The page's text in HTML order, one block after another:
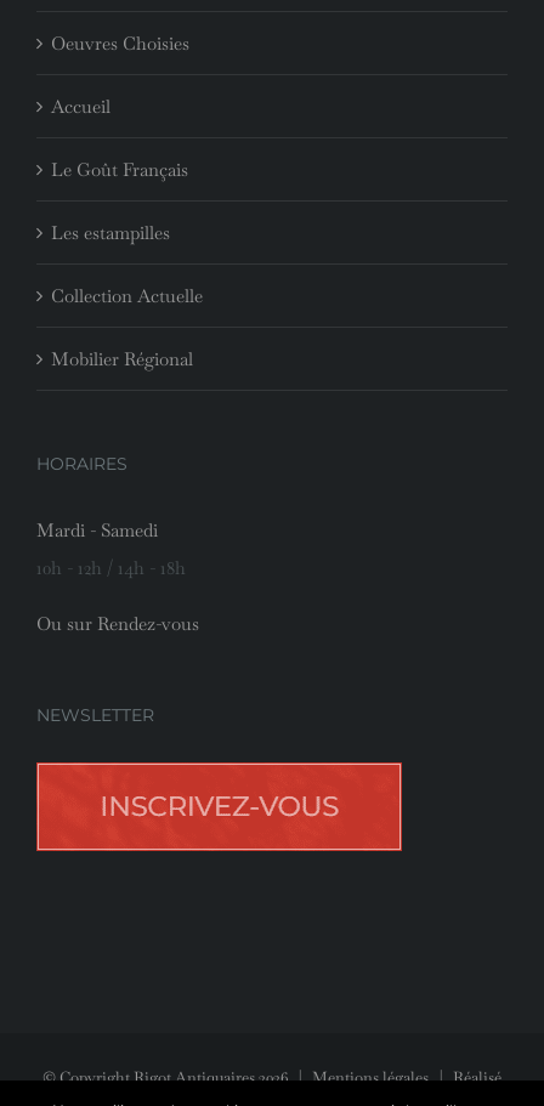
Oeuvres Choisies
Accueil
Le Goût Français
Les estampilles
Collection Actuelle
Mobilier Régional
HORAIRES
Mardi - Samedi
10h - 12h / 14h - 18h
Ou sur Rendez-vous
NEWSLETTER
© Copyright Rigot Antiquaires2026|Mentions légales| Réalisé